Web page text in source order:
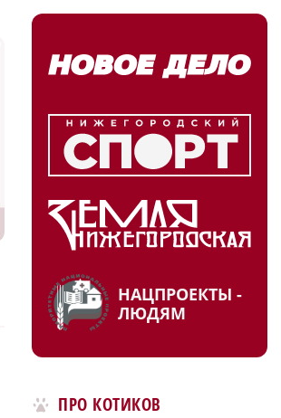
НАЦПРОЕКТЫ -
ЛЮДЯМ
ПРО КОТИКОВ